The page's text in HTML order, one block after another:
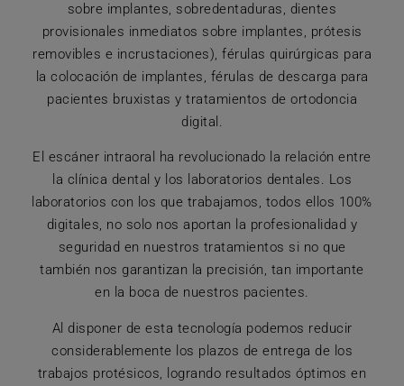
sobre implantes, sobredentaduras, dientes
provisionales inmediatos sobre implantes, prótesis
removibles e incrustaciones), férulas quirúrgicas para
la colocación de implantes, férulas de descarga para
pacientes bruxistas y tratamientos de ortodoncia
digital.
El escáner intraoral ha revolucionado la relación entre
la clínica dental y los laboratorios dentales. Los
laboratorios con los que trabajamos, todos ellos 100%
digitales, no solo nos aportan la profesionalidad y
seguridad en nuestros tratamientos si no que
también nos garantizan la precisión, tan importante
en la boca de nuestros pacientes.
Al disponer de esta tecnología podemos reducir
considerablemente los plazos de entrega de los
trabajos protésicos, logrando resultados óptimos en